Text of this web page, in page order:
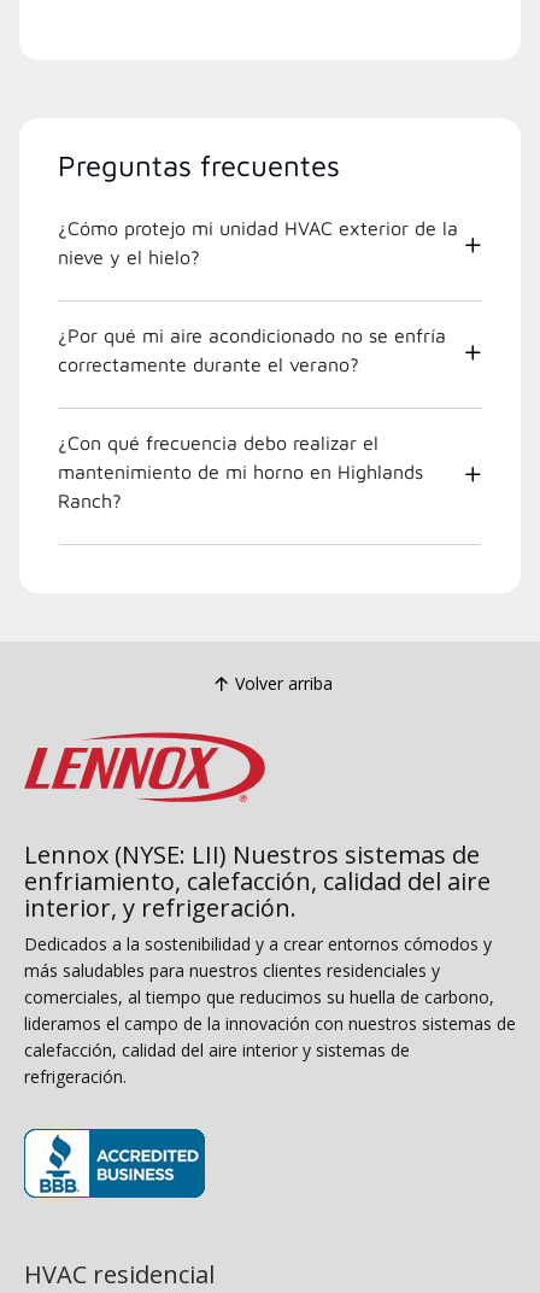
Preguntas frecuentes
¿Cómo protejo mi unidad HVAC exterior de la
nieve y el hielo?
¿Por qué mi aire acondicionado no se enfría
correctamente durante el verano?
¿Con qué frecuencia debo realizar el
mantenimiento de mi horno en Highlands
Ranch?
Volver arriba
Lennox (NYSE: LII) Nuestros sistemas de
enfriamiento, calefacción, calidad del aire
interior, y refrigeración.
Dedicados a la sostenibilidad y a crear entornos cómodos y
más saludables para nuestros clientes residenciales y
comerciales, al tiempo que reducimos su huella de carbono,
lideramos el campo de la innovación con nuestros sistemas de
calefacción, calidad del aire interior y sistemas de
refrigeración.
HVAC residencial